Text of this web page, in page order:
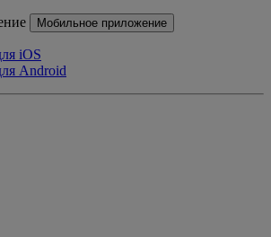
Мобильное приложение
iOS
Android